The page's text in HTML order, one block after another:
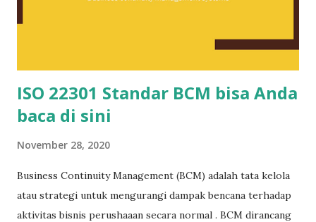
ISO 22301 Standar BCM bisa Anda
baca di sini
November 28, 2020
Business Continuity Management (BCM) adalah tata kelola
atau strategi untuk mengurangi dampak bencana terhadap
aktivitas bisnis perushaaan secara normal . BCM dirancang